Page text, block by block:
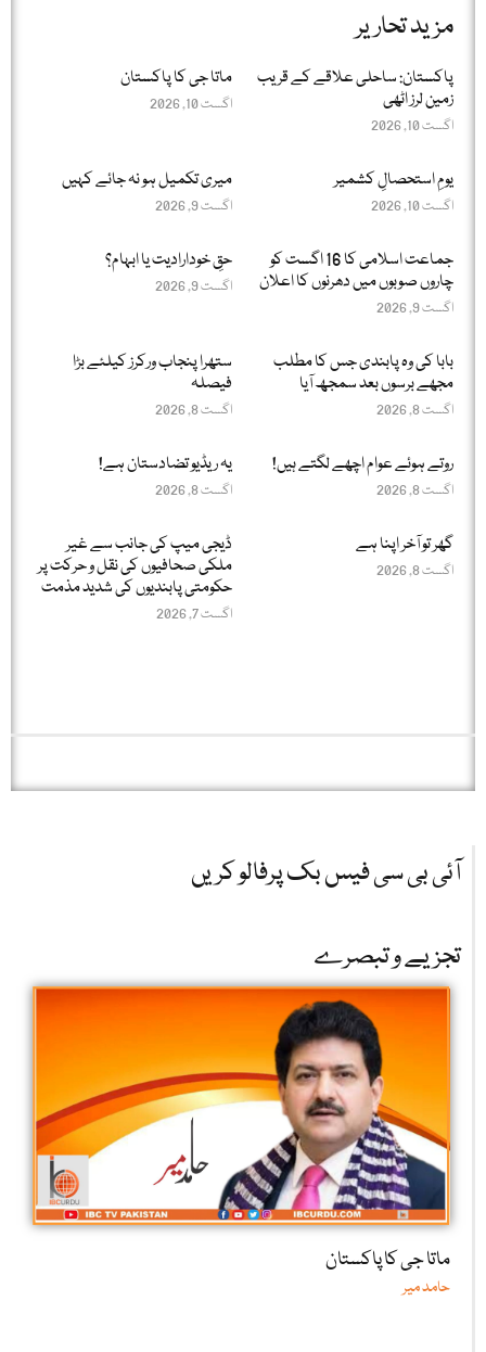
مزید تحاریر
پاکستان: ساحلی علاقے کے قریب
زمین لرز اٹھی
اگست 10, 2026
ماتا جی کا پاکستان
اگست 10, 2026
یومِ استحصالِ کشمیر
اگست 10, 2026
میری تکمیل ہو نہ جائے کہیں
اگست 9, 2026
جماعت اسلامی کا 16 اگست کو
چاروں صوبوں میں دھرنوں کا اعلان
اگست 9, 2026
حقِ خودارادیت یا ابہام؟
اگست 9, 2026
بابا کی وہ پابندی جس کا مطلب
مجھے برسوں بعد سمجھ آیا
اگست 8, 2026
ستھرا پنجاب ورکرز کیلئے بڑا
فیصلہ
اگست 8, 2026
روتے ہوئے عوام اچھے لگتے ہیں!
اگست 8, 2026
یہ ریڈیو تضادستان ہے!
اگست 8, 2026
گھر تو آخر اپنا ہے
اگست 8, 2026
ڈیجی میپ کی جانب سے غیر
ملکی صحافیوں کی نقل و حرکت پر
حکومتی پابندیوں کی شدید مذمت
اگست 7, 2026
آئی بی سی فیس بک پرفالو کریں
تجزیے و تبصرے
ماتا جی کا پاکستان
حامد میر